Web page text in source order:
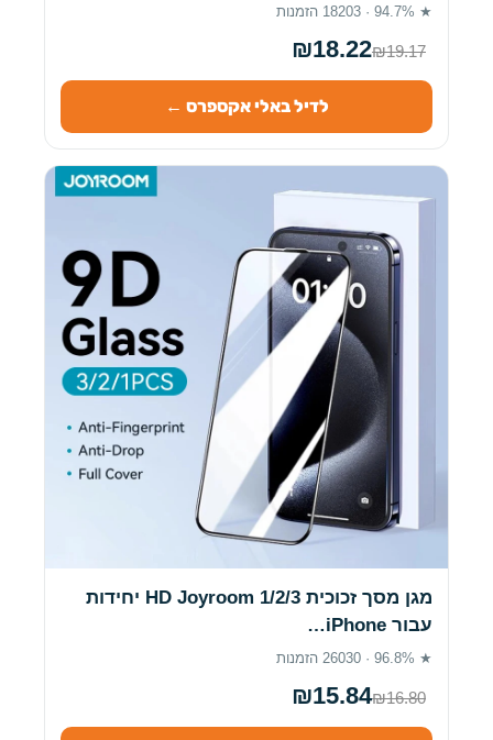
★ 94.7% · 18203 הזמנות
₪18.22₪19.17
לדיל באלי אקספרס ←
מגן מסך זכוכית HD Joyroom 1/2/3 יחידות
עבור iPhone…
★ 96.8% · 26030 הזמנות
₪15.84₪16.80